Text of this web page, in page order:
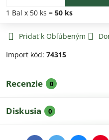
1 Bal x 50 ks = 50 ks
Pridať k Obľúbeným
Import kód: 74315
Recenzie 0
Diskusia 0